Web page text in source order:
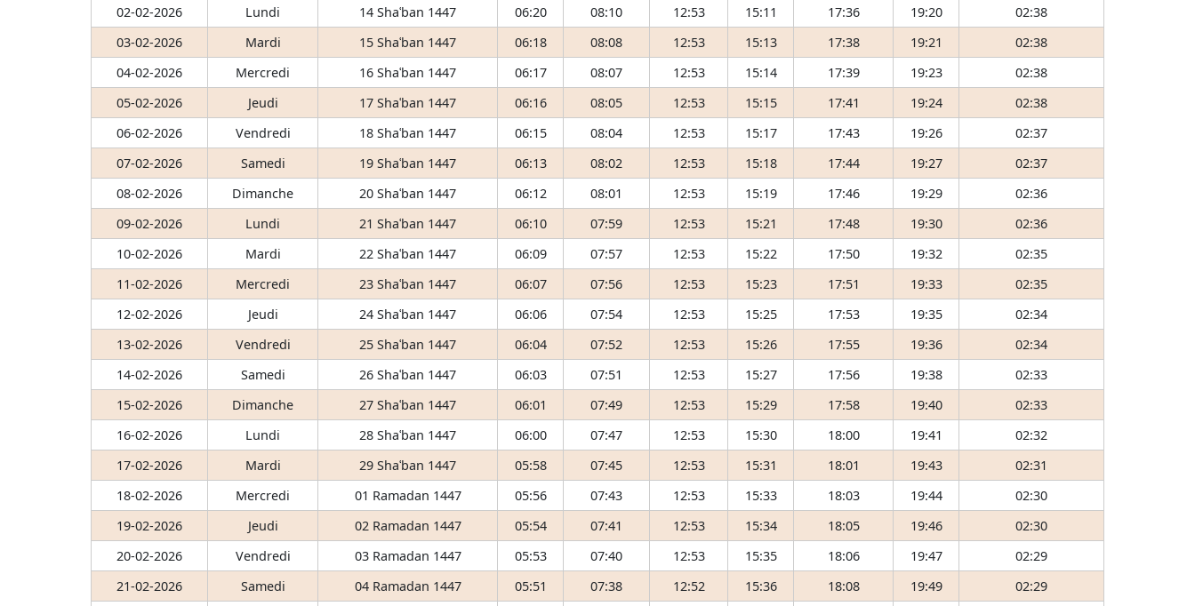
02-02-2026
Lundi 14 Shaʿban 1447 06:20 08:10 12:53 15:11 17:36 19:20
02:38
03-02-2026
Mardi 15 Shaʿban 1447 06:18 08:08 12:53 15:13 17:38 19:21
02:38
04-02-2026
Mercredi 16 Shaʿban 1447 06:17 08:07 12:53 15:14 17:39 19:23
02:38
05-02-2026
Jeudi 17 Shaʿban 1447 06:16 08:05 12:53 15:15 17:41 19:24
02:38
06-02-2026
Vendredi 18 Shaʿban 1447 06:15 08:04 12:53 15:17 17:43 19:26
02:37
07-02-2026
Samedi 19 Shaʿban 1447 06:13 08:02 12:53 15:18 17:44 19:27
02:37
08-02-2026
Dimanche 20 Shaʿban 1447 06:12 08:01 12:53 15:19 17:46 19:29
02:36
09-02-2026
Lundi 21 Shaʿban 1447 06:10 07:59 12:53 15:21 17:48 19:30
02:36
10-02-2026
Mardi 22 Shaʿban 1447 06:09 07:57 12:53 15:22 17:50 19:32
02:35
11-02-2026
Mercredi 23 Shaʿban 1447 06:07 07:56 12:53 15:23 17:51 19:33
02:35
12-02-2026
Jeudi 24 Shaʿban 1447 06:06 07:54 12:53 15:25 17:53 19:35
02:34
13-02-2026
Vendredi 25 Shaʿban 1447 06:04 07:52 12:53 15:26 17:55 19:36
02:34
14-02-2026
Samedi 26 Shaʿban 1447 06:03 07:51 12:53 15:27 17:56 19:38
02:33
15-02-2026
Dimanche 27 Shaʿban 1447 06:01 07:49 12:53 15:29 17:58 19:40
02:33
16-02-2026
Lundi 28 Shaʿban 1447 06:00 07:47 12:53 15:30 18:00 19:41
02:32
17-02-2026
Mardi 29 Shaʿban 1447 05:58 07:45 12:53 15:31 18:01 19:43
02:31
18-02-2026
Mercredi 01 Ramadan 1447 05:56 07:43 12:53 15:33 18:03 19:44
02:30
19-02-2026
Jeudi 02 Ramadan 1447 05:54 07:41 12:53 15:34 18:05 19:46
02:30
20-02-2026
Vendredi 03 Ramadan 1447 05:53 07:40 12:53 15:35 18:06 19:47
02:29
21-02-2026
Samedi 04 Ramadan 1447 05:51 07:38 12:52 15:36 18:08 19:49
02:29